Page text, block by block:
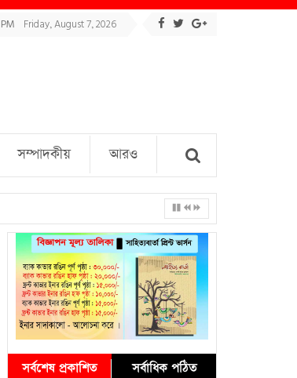
Friday, August 7, 2026
সম্পাদকীয় আরও
সর্বশেষ প্রকাশিত সর্বাধিক পঠিত